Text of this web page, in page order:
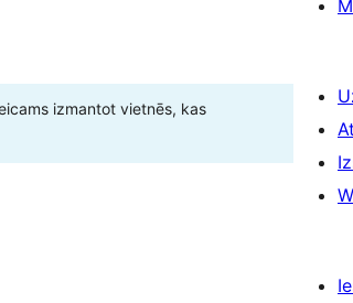
izmantot vietnēs, kas